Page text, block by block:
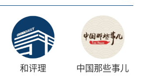
和评理 中国那些事儿